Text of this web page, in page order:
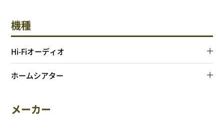
機種
Hi-Fiオーディオ
ホームシアター
メーカー